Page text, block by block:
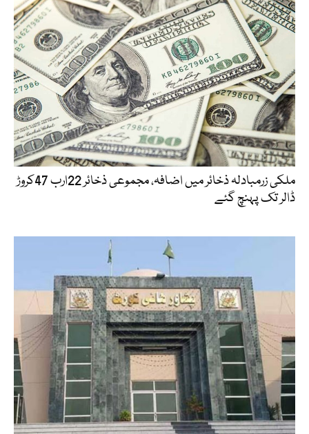
ملکی زرمبادلہ ذخائر میں اضافہ، مجموعی ذخائر 22ارب 47کروڑ
ڈالر تک پہنچ گئے